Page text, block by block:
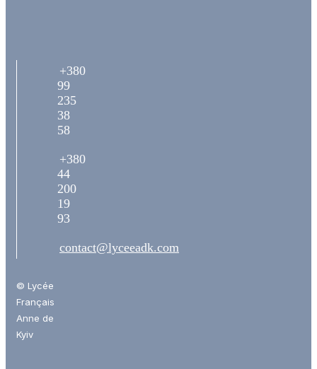
+380
99
235
38
58
+380
44
200
19
93
contact@lyceeadk.com
© Lycée
Français
Anne de
Kyiv